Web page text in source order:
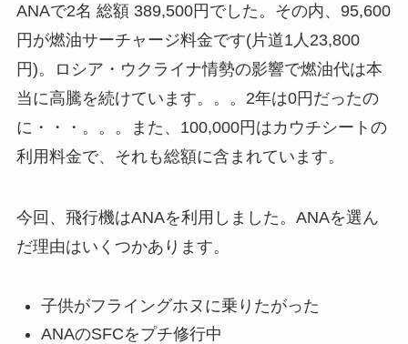
ANAで2名 総額 389,500円でした。その内、95,600
円が燃油サーチャージ料金です(片道1人23,800
円)。ロシア・ウクライナ情勢の影響で燃油代は本
当に高騰を続けています。。。2年は0円だったの
に・・・。。。また、100,000円はカウチシートの
利用料金で、それも総額に含まれています。
今回、飛行機はANAを利用しました。ANAを選ん
だ理由はいくつかあります。
子供がフライングホヌに乗りたがった
ANAのSFCをプチ修行中